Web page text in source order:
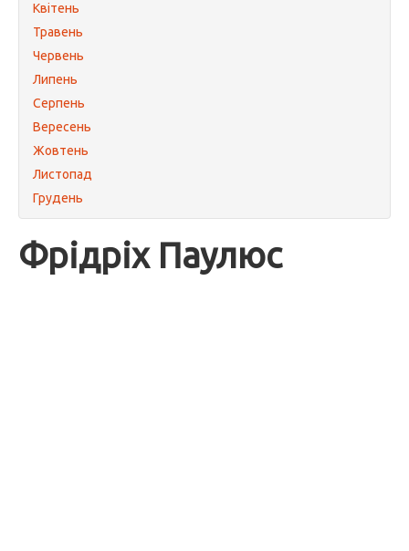
Квітень
Травень
Червень
Липень
Серпень
Вересень
Жовтень
Листопад
Грудень
Фрідріх Паулюс